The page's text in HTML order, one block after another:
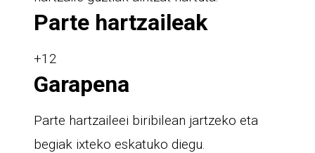
Parte hartzaileak
+12
Garapena
Parte hartzaileei biribilean jartzeko eta
begiak ixteko eskatuko diegu.